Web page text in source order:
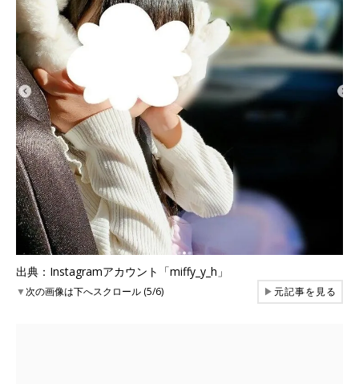
出典：Instagramアカウント「miffy_y_h」
▼次の画像は下へスクロール (5/6) ▶元記事を見る